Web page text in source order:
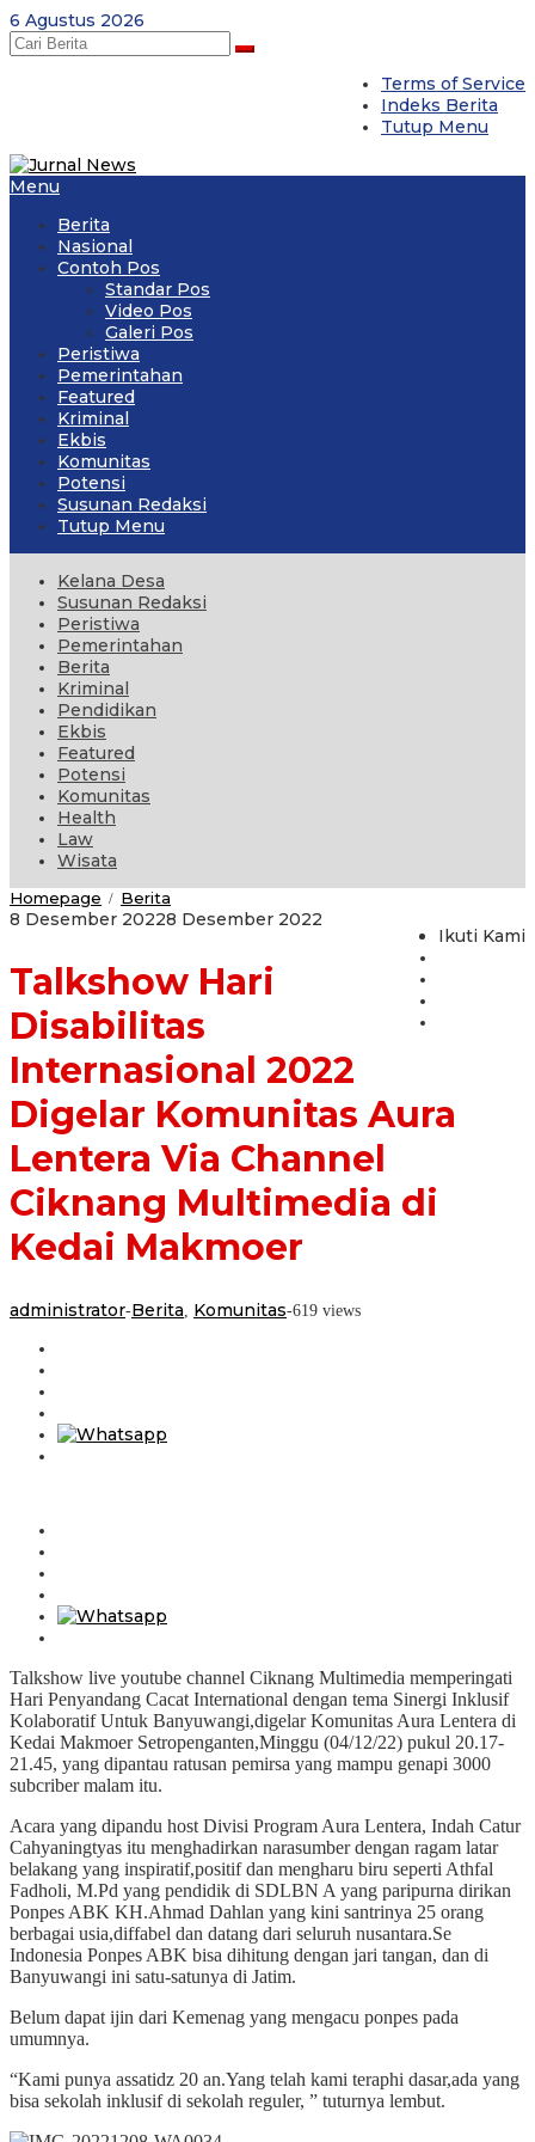
Skip
to
content
6 Agustus 2026
Terms of Service
Indeks Berita
Tutup Menu
Menu
Berita
Nasional
Contoh Pos
Standar Pos
Video Pos
Galeri Pos
Peristiwa
Pemerintahan
Featured
Kriminal
Ekbis
Komunitas
Potensi
Susunan Redaksi
Tutup Menu
Kelana Desa
Susunan Redaksi
Peristiwa
Pemerintahan
Berita
Kriminal
Pendidikan
Ekbis
Featured
Potensi
Komunitas
Health
Law
Wisata
Homepage / Berita
Hari
2022
Digelar
Aura
Via
Channel
Ciknang
Multimedia
di
Kedai
Ikuti Kami
8 Desember 20228 Desember 2022
administrator
Talkshow Hari
Disabilitas
Internasional 2022
Digelar Komunitas Aura
Lentera Via Channel
Ciknang Multimedia di
Kedai Makmoer
administrator-Berita Komunitas-619 views
Talkshow live youtube channel Ciknang Multimedia memperingati
Hari Penyandang Cacat International dengan tema Sinergi Inklusif
Kolaboratif Untuk Banyuwangi,digelar Komunitas Aura Lentera di
Kedai Makmoer Setropenganten,Minggu (04/12/22) pukul 20.17-
21.45, yang dipantau ratusan pemirsa yang mampu genapi 3000
subcriber malam itu.
Acara yang dipandu host Divisi Program Aura Lentera, Indah Catur
Cahyaningtyas itu menghadirkan narasumber dengan ragam latar
belakang yang inspiratif,positif dan mengharu biru seperti Athfal
Fadholi, M.Pd yang pendidik di SDLBN A yang paripurna dirikan
Ponpes ABK KH.Ahmad Dahlan yang kini santrinya 25 orang
berbagai usia,diffabel dan datang dari seluruh nusantara.Se
Indonesia Ponpes ABK bisa dihitung dengan jari tangan, dan di
Banyuwangi ini satu-satunya di Jatim.
Belum dapat ijin dari Kemenag yang mengacu ponpes pada
umumnya.
“Kami punya assatidz 20 an.Yang telah kami teraphi dasar,ada yang
bisa sekolah inklusif di sekolah reguler, ” tuturnya lembut.